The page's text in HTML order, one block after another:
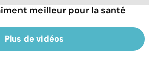
meilleur pour la santé
Plus de vidéos